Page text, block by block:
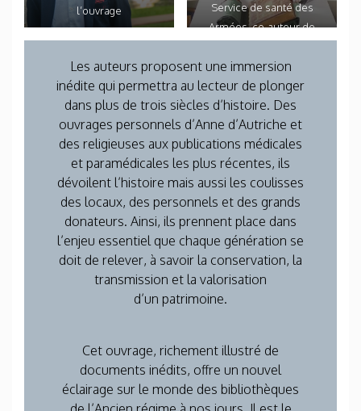
l’ouvrage
Service de santé des
Armées, co-auteur de
Les auteurs proposent une immersion
inédite qui permettra au lecteur de plonger
dans plus de trois siècles d’histoire. Des
ouvrages personnels d’Anne d’Autriche et
des religieuses aux publications médicales
et paramédicales les plus récentes, ils
dévoilent l’histoire mais aussi les coulisses
des locaux, des personnels et des grands
donateurs. Ainsi, ils prennent place dans
l’enjeu essentiel que chaque génération se
doit de relever, à savoir la conservation, la
transmission et la valorisation
d’un patrimoine.
Cet ouvrage, richement illustré de
documents inédits, offre un nouvel
éclairage sur le monde des bibliothèques